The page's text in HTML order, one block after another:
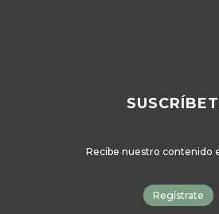
Recibe nuestro contenido
Regístrate